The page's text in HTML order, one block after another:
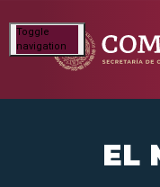
Toggle
navigation
EL